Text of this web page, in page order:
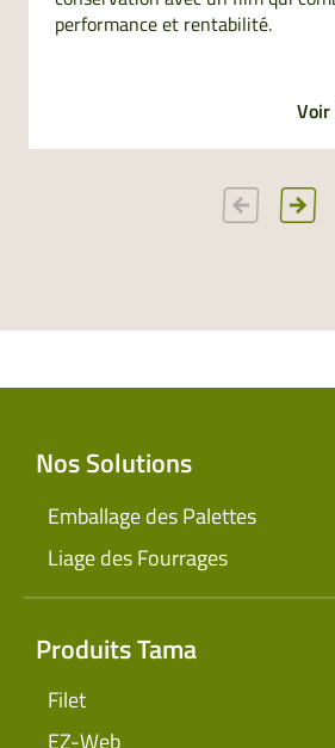
performance et rentabilité.
Nos Solutions
Emballage des Palettes
Liage des Fourrages
Produits Tama
Filet